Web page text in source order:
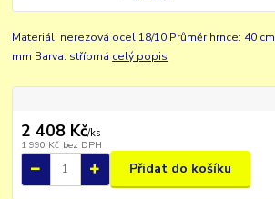
Materiál: nerezová ocel 18/10 Průměr hrnce: 40
mm Barva: stříbrná celý popis
2 408 Kč/ks
1 990 Kč bez DPH
Přidat do košíku